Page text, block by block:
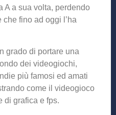
A a sua volta, perdendo
fino ad oggi l’ha
grado di portare una
dei videogiochi,
più famosi ed amati
come il videogioco
di grafica e fps.